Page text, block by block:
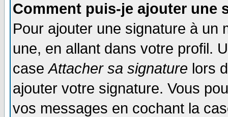
Comment puis-je ajouter une
Pour ajouter une signature à un
une, en allant dans votre profil.
caseAttacher sa signature lors
ajouter votre signature. Vous
vos messages en cochant la